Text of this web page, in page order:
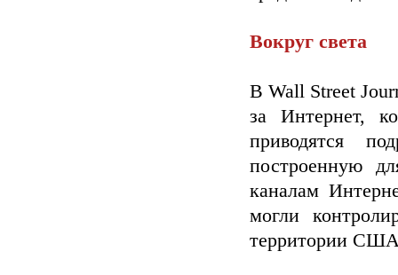
Вокруг света
В Wall Street
за Интернет,
приводятся
построенную
каналам
могли
территории